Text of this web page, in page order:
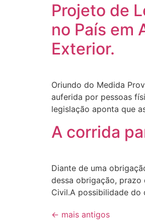
Projeto de
no País em
Exterior.
Oriundo do Medida
auferida por pessoas
legislação aponta que
A corrida
Diante de uma
dessa obrigação,
Civil.A possibilidade
← mais antigos